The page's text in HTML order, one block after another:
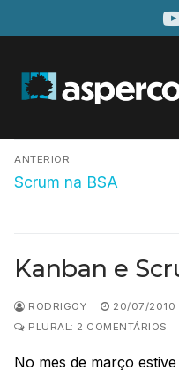
para
conteúdo
Navegação
de
ANTERIOR
Post
Scrum na BSA
Kanban e
RODRIGOY 20/07/2010
PLURAL: 2 COMENTÁRIOS
No mes de março